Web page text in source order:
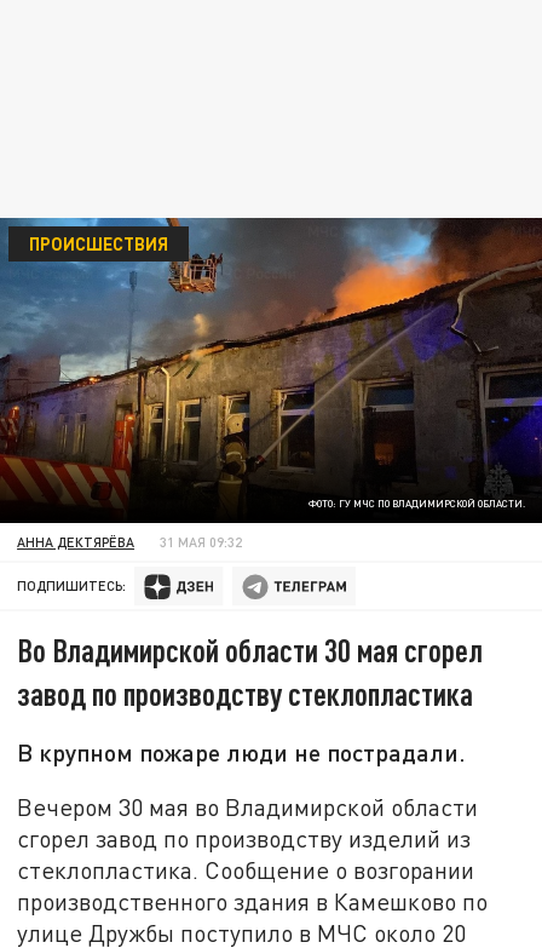
ФОТО: ГУ МЧС ПО ВЛАДИМИРСКОЙ ОБЛАСТИ.
ПРОИСШЕСТВИЯ
АННА ДЕКТЯРЁВА 31 МАЯ 09:32
ПОДПИШИТЕСЬ:
Во Владимирской области 30 мая сгорел
завод по производству стеклопластика
В крупном пожаре люди не пострадали.
Вечером 30 мая во Владимирской области
сгорел завод по производству изделий из
стеклопластика. Сообщение о возгорании
производственного здания в Камешково по
улице Дружбы поступило в МЧС около 20